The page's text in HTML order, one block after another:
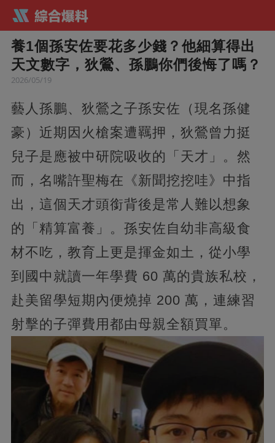
養1個孫安佐要花多少錢？他細算得出
天文數字，狄鶯、孫鵬你們後悔了嗎？
2026/05/19
藝人孫鵬、狄鶯之子孫安佐（現名孫健
豪）近期因火槍案遭羈押，狄鶯曾力挺
兒子是應被中研院吸收的「天才」。然
而，名嘴許聖梅在《新聞挖挖哇》中指
出，這個天才頭銜背後是常人難以想象
的「精算富養」。孫安佐自幼非高級食
材不吃，教育上更是揮金如土，從小學
到國中就讀一年學費 60 萬的貴族私校，
赴美留學短期內便燒掉 200 萬，連練習
射擊的子彈費用都由母親全額買單。